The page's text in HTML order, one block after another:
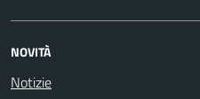
NOVITÀ
Notizie